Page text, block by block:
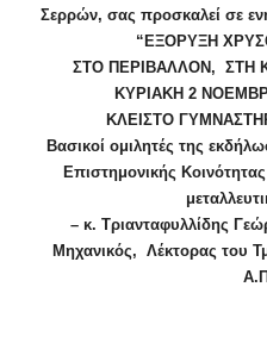
Σερρών, σας προσκαλεί σε
“ΕΞΟΡΥΞΗ
ΣΤΟ ΠΕΡΙΒΑΛΛΟΝ, ΣΤΗ
ΚΥΡΙΑΚΗ 2
ΚΛΕΙΣΤΟ
Βασικοί ομιλητές της
Επιστημονικής
– κ. Τριανταφυλλίδης
Μηχανικός, Λέκτορας του